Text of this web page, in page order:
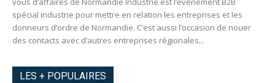
spécial industrie pour mettre en relation les entreprises et les
donneurs d’ordre de Normandie. C’est aussi l’occasion de nouer
des contacts avec d’autres entreprises régionales...
LES + POPULAIRES